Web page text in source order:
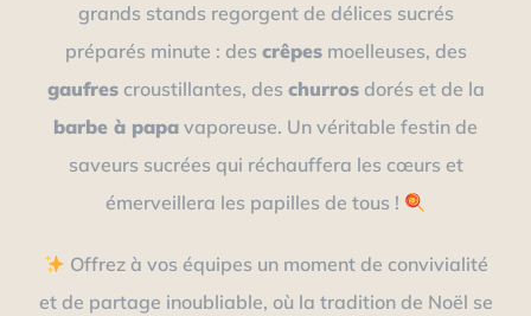
grands stands regorgent de délices sucrés
préparés minute : des crêpesmoelleuses, des
gaufrescroustillantes, des churrosdorés et de la
barbe à papa vaporeuse. Un véritable festin de
saveurs sucrées qui réchauffera les cœurs et
émerveillera les papilles de tous !
Offrez à vos équipes un moment de convivialité
et de partage inoubliable, où la tradition de Noël se